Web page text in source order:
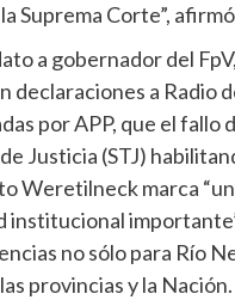
Suprema Corte”,
a gobernador del
declaraciones a Radio
por APP, que el fallo
Justicia (STJ)
Weretilneck marca
institucional
no sólo para Río
provincias y la Nación.